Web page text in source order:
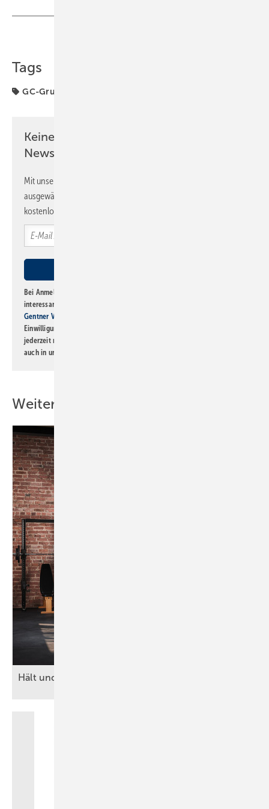
Tags
GC-Gruppe
Keine Zeit? Kein Problem mit dem SBZ
Newsletter!
Mit unserem Newsletter erhalten Sie regelmäßig von uns
ausgewählte Informationen und Neuigkeiten, gebündelt und
kostenlos direkt ins Postfach.
Bei Anmeldung zu diesem Newsletter bin ich damit einverstanden, über
interessante Verlags- und Online-Angebote
Gentner Verlag GmbH & Co. KG
Einwilligung kann ich jederzeit widerrufen und eine Abmeldung ist
jederzeit möglich. Informationen zum Umgang mit Daten finden Sie
auch in unserer
Weitere Inhalte
Hält und hält und hält und hält